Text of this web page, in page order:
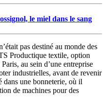
le miel dans le sang
pas destiné au monde des
Productique textile, option
au sein d’une entreprise
industrielles, avant de revenir
une bonneterie, où il
de machines pour des